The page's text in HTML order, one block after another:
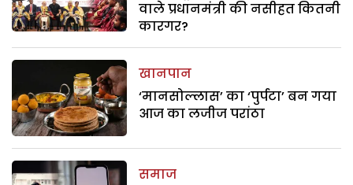
वाले प्रधानमंत्री की नसीहत कितनी
कारगर?
खानपान
‘मानसोल्लास’ का ‘पुर्पटा’ बन गया
आज का लजीज परांठा
समाज